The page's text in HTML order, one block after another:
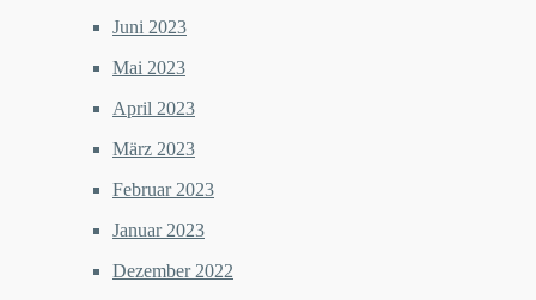
Juni 2023
Mai 2023
April 2023
März 2023
Februar 2023
Januar 2023
Dezember 2022